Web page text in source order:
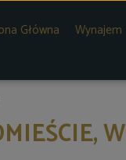
Główna Wynajem